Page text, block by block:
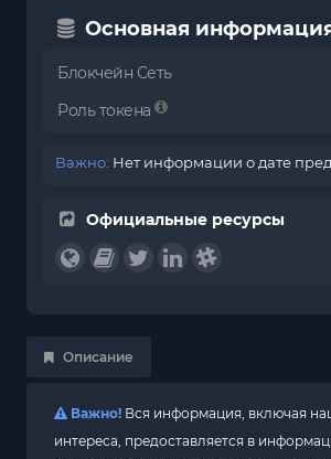
Основная
Блокчейн Сеть
Роль токена
Важно: Нет информации о дате
Официальные ресурсы
Описание
Важно! Вся информация, включая
интереса, предоставляется в